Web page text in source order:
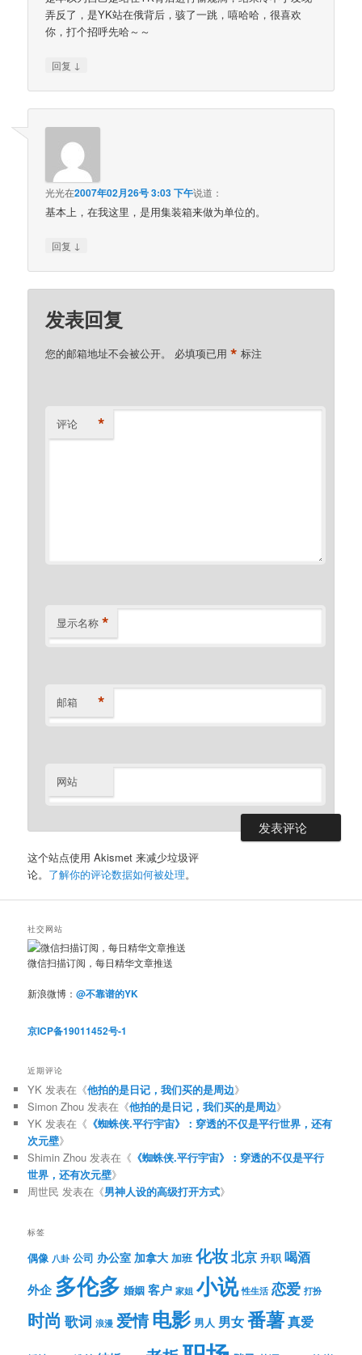
弄反了，是YK站在俄背后，骇了一跳，嘻哈哈，很喜欢
你，打个招呼先哈～～
回复 ↓
光光在2007年02月26号 3:03 下午说道：
基本上，在我这里，是用集装箱来做为单位的。
回复 ↓
发表回复
您的邮箱地址不会被公开。 必填项已用* 标注
评论 *
显示名称 *
邮箱 *
网站
这个站点使用 Akismet 来减少垃圾评
论。 了解你的评论数据如何被处理。
社交网站
微信扫描订阅，每日精华文章推送
新浪微博：@不靠谱的YK
京ICP备19011452号-1
近期评论
YK 发表在《他拍的是日记，我们买的是周边》
Simon Zhou 发表在《他拍的是日记，我们买的是周边》
YK 发表在《 《蜘蛛侠.平行宇宙》：穿透的不仅是平行世界，还有
次元壁》
Shimin Zhou 发表在《 《蜘蛛侠.平行宇宙》：穿透的不仅是平行
世界，还有次元壁》
周世民 发表在《男神人设的高级打开方式》
标签
偶像 八卦 公司 办公室 加拿大 加班 化妆北京 升职 喝酒
外企 多伦多 婚姻 客户 家姐 小说 性生活 恋爱 打扮
时尚 歌词 浪漫 爱情电影 男人 男女番薯真爱